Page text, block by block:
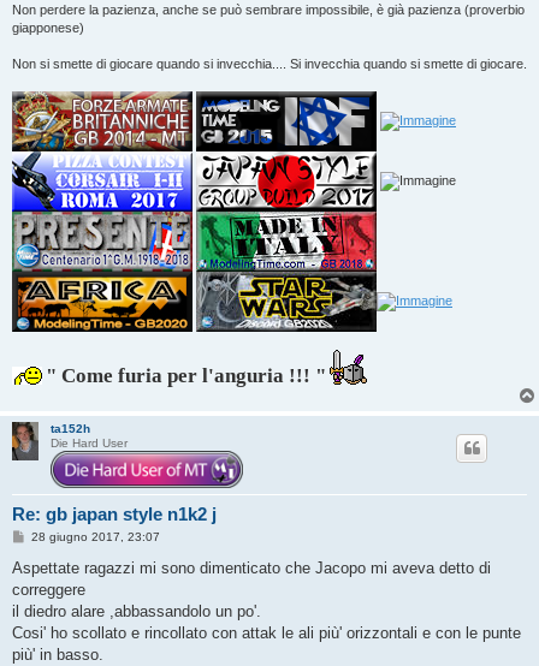
Non perdere la pazienza, anche se può sembrare impossibile, è già pazienza (proverbio
giapponese)
Non si smette di giocare quando si invecchia.... Si invecchia quando si smette di giocare.
" Come furia per l'anguria !!! "
ta152h
Die Hard User
Re: gb japan style n1k2 j
M
s
s
a
g
i
o
28 giugno 2017, 23:07
Aspettate ragazzi mi sono dimenticato che Jacopo mi aveva detto di
correggere
il diedro alare ,abbassandolo un po'.
Cosi' ho scollato e rincollato con attak le ali più' orizzontali e con le punte
più' in basso.